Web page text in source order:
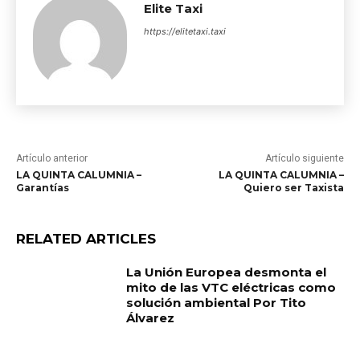
Elite Taxi
https://elitetaxi.taxi
Artículo anterior
LA QUINTA CALUMNIA –
Garantías
Artículo siguiente
LA QUINTA CALUMNIA –
Quiero ser Taxista
RELATED ARTICLES
La Unión Europea desmonta el
mito de las VTC eléctricas como
solución ambiental Por Tito
Álvarez